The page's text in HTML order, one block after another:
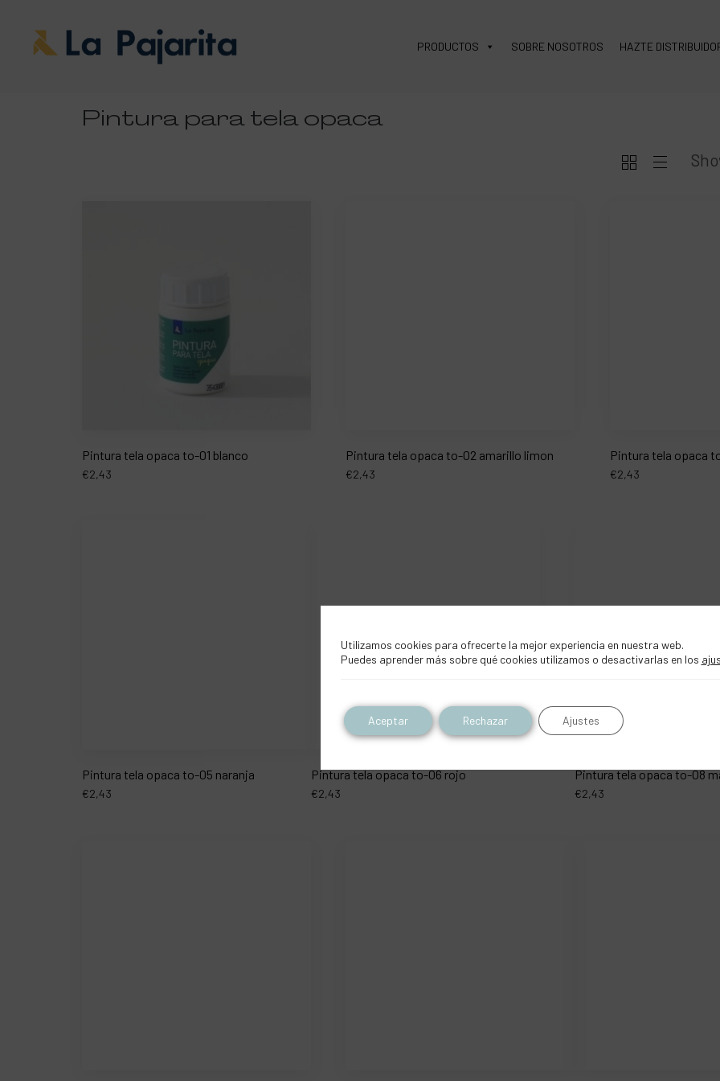
PRODUCTOS SOBRE NOSOTROS HAZTE
Pintura para tela opaca
Pintura tela opaca to-01 blanco
€2,43
Pintura tela opaca to-02 amarillo limon
€2,43
Pintura tela opaca
€2,43
Pintura tela opaca to-05 naranja
€2,43
Pintura tela opaca to-06 rojo
€2,43
Pintura tela opaca to-08
€2,43
Utilizamos cookies para ofrecerte la mejor experiencia en nuestra web.
Puedes aprender más sobre qué cookies utilizamos o desactivarlas en los
Aceptar Rechazar Ajustes